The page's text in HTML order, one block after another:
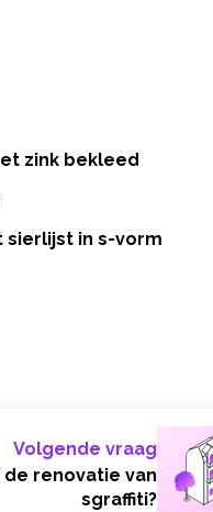
zink bekleed
sierlijst in s-vorm
Volgende vraag
renovatie van
sgraffiti?